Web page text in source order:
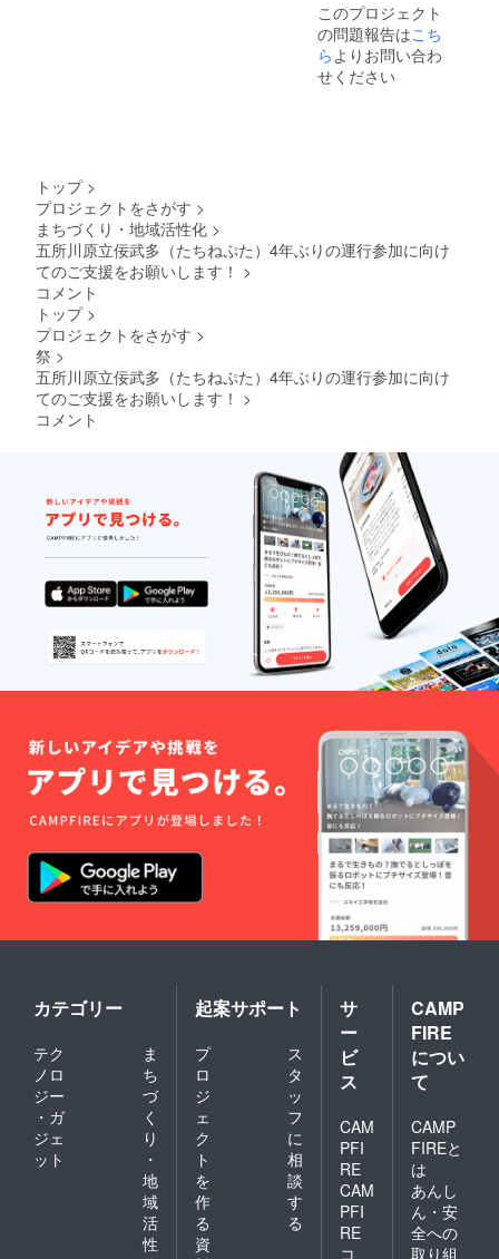
たり】
・内容
量：
1000ml
・保存
下さ
用上の
ており
ません
ので、
開栓後
は冷蔵
庫で保
存し、
お早め
にお召
し上が
り下さ
い。 <
お願い>
原材料
加物等
の食品
表示は
お届け
商品の
ラベル
に表記
されま
す。 商
前には
必ずお
届けの
ンに貼
付され
たラベ
ルや注
意書き
をご確
認くだ
でご了
承くだ
さ
い。）
また、
せてい
の祭り
運行期
×
33.3cm
）に、
提灯に
お入れ
する内
容を墨
筆で書
き入れ
させて
いただ
きま
す。
このプロジェクト
の問題報告はこち
らよりお問い合わ
せください
トップ >
プロジェクトをさがす >
まちづくり・地域活性化 >
五所川原立佞武多（たちねぷた）4年ぶりの運行参加に向け
てのご支援をお願いします！ >
コメント
トップ >
プロジェクトをさがす >
祭 >
五所川原立佞武多（たちねぷた）4年ぶりの運行参加に向け
てのご支援をお願いします！ >
コメント
カテゴリー
テク
ノロ
ジー
・ガ
ジェ
ット
ま
ち
づ
く
り
・
地
域
活
性
起案サポート
プ
ロ
ジ
ェ
ク
ト
を
作
る
ス
タ
ッ
フ
に
相
談
す
る
資
サ
ー
ビ
ス
CAM
PFI
RE
CAM
PFI
RE
コ
CAMP
FIRE
につい
て
CAMP
FIREと
は
あんし
ん・安
全への
取り組